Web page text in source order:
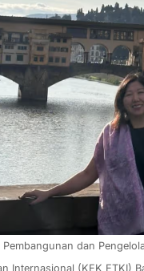
Pembangunan dan
Internasional (KEK ETKI)